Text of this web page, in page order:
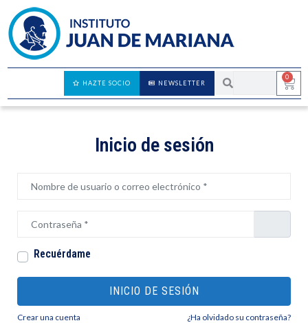
0
NEWSLETTER
HAZTE SOCIO
Inicio de sesión
Recuérdame
INICIO DE SESIÓN
Crear una cuenta ¿Ha olvidado su contraseña?